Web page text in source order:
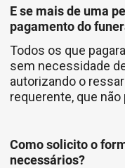
E se mais de uma
pagamento do
Todos os que
sem necessidade
autorizando o
requerente, que
Como solicito o
necessários?